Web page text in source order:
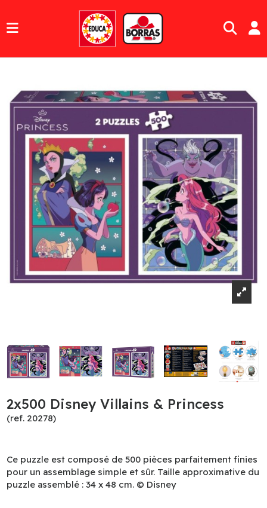
2x500 Disney Villains & Princess
(ref. 20278)
Ce puzzle est composé de 500 pièces parfaitement finies
pour un assemblage simple et sûr. Taille approximative du
puzzle assemblé : 34 x 48 cm. © Disney